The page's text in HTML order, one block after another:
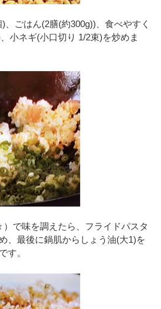
、ごはん(2膳(約300g))、食べやすく
小ネギ(小口切り 1/2束)を炒めま
で味を調えたら、フライドパスタ
、最後に鍋肌からしょう油(大1)を
す。